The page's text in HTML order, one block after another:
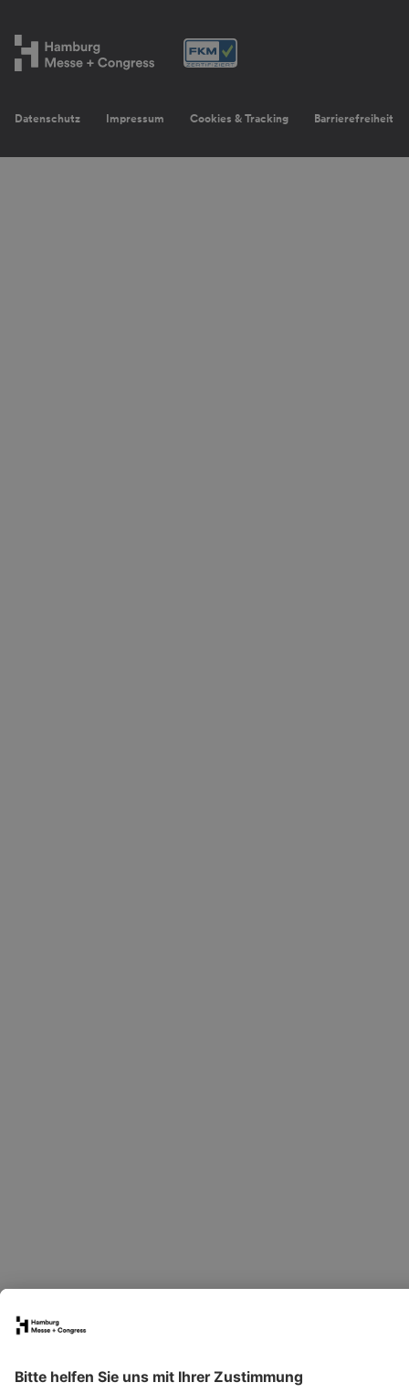
Datenschutz Impressum Cookies & Tracking Barrierefreiheit